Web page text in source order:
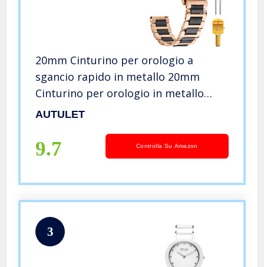
20mm Cinturino per orologio a
sgancio rapido in metallo 20mm
Cinturino per orologio in metallo
nero Cinturino per orologio in
316L nero
AUTULET
9.7 Controlla Su Amazon
3